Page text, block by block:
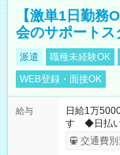
【激単1日勤務
会のサポート
派遣 職種未経験OK
WEB登録・面接OK
給与
日給1万
す ◆日払い
も異なりま
交通費別